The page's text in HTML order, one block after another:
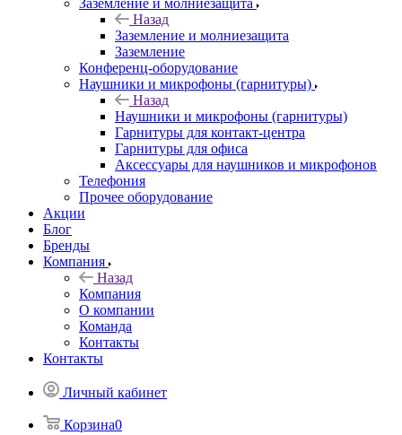
Заземление и молниезащита
Назад
Заземление и молниезащита
Заземление
Конференц-оборудование
Наушники и микрофоны (гарнитуры)
Назад
Наушники и микрофоны (гарнитуры)
Гарнитуры для контакт-центра
Гарнитуры для офиса
Аксессуары для наушников и микрофонов
Телефония
Прочее оборудование
Акции
Блог
Бренды
Компания
Назад
Компания
О компании
Команда
Контакты
Контакты
Личный кабинет
Корзина0